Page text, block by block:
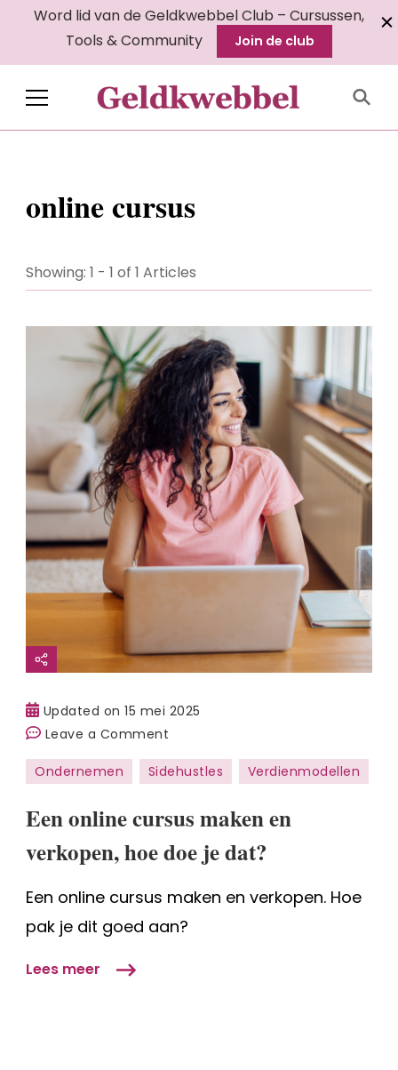
Word lid van de Geldkwebbel Club – Cursussen,
Tools & Community
Join de club
Geldkwebbel
online cursus
Showing: 1 - 1 of 1 Articles
Updated on15 mei 2025
Leave a Comment
Een
online
maken
en
hoe
doe
Ondernemen Sidehustles Verdienmodellen
Een online cursus maken en
verkopen, hoe doe je dat?
Een online cursus maken en verkopen. Hoe
pak je dit goed aan?
Lees meer